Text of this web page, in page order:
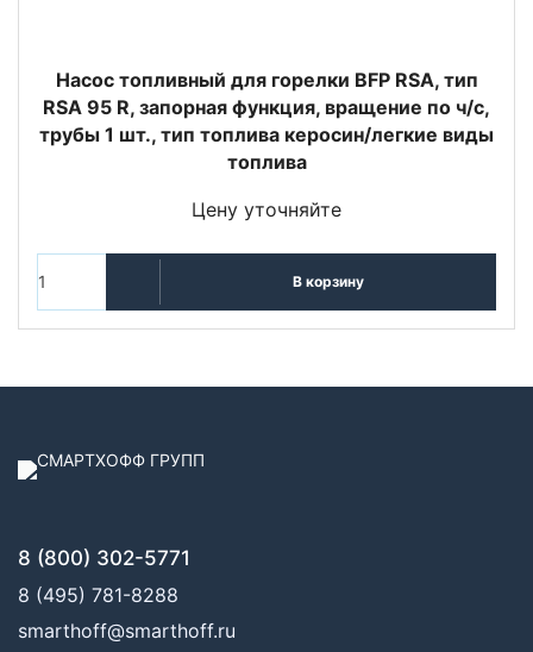
Насос топливный для горелки BFP RSA, тип
RSA 95 R, запорная функция, вращение по ч/с,
трубы 1 шт., тип топлива керосин/легкие виды
топлива
Цену уточняйте
В корзину
8 (800) 302-5771
8 (495) 781-8288
smarthoff@smarthoff.ru